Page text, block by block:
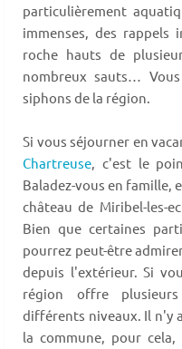
particulièrement
immenses, des rappels
roche hauts de
nombreux sauts…
siphons de la région.
Si vous séjourner en
Chartreuse, c'est le
Baladez-vous en famille,
château de Miribel-les-
Bien que certaines
pourrez peut-être
depuis l'extérieur. Si
région offre
différents niveaux. Il n'y
la commune, pour